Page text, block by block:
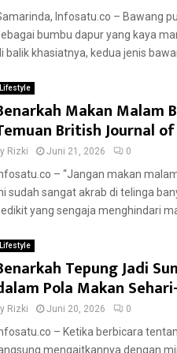
Infosatu.co – Bawang
bumbu dapur yang kaya
balik khasiatnya, kedua jenis
Lifestyle
Makan Malam
British Journal
Rizki Juni 21, 2026 0
– “Jangan makan
sudah sangat akrab di telinga
yang sengaja menghindari
Lifestyle
Tepung Jadi
Pola Makan
Rizki Juni 20, 2026 0
– Ketika berbicara
mengaitkannya dengan